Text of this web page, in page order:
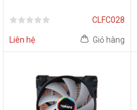
CLFC028
Liên hệ Giỏ hàng